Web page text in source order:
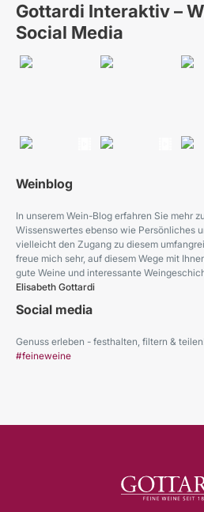
Gottardi Interaktiv –
Social Media
Weinblog
In unserem Wein-Blog erfahren Sie mehr
Wissenswertes ebenso wie Persönliches
vielleicht den Zugang zu diesem
freue mich sehr, auf diesem Wege mit
gute Weine und interessante
Elisabeth Gottardi
Social media
Genuss erleben - festhalten, filtern &
#feineweine